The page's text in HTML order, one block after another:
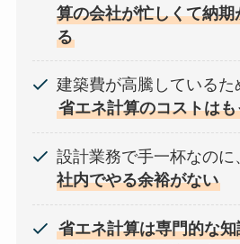
算の会社が忙しくて納
る
建築費が高騰しているた
省エネ計算のコストは
設計業務で手一杯なのに
社内でやる余裕がない
省エネ計算は専門的な